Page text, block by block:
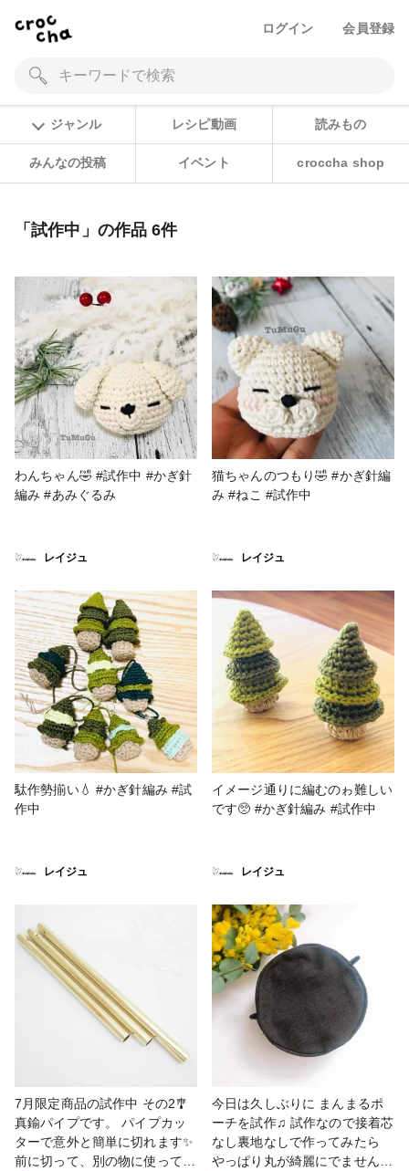
ログイン 会員登録
ジャンル レシピ動画 読みもの
みんなの投稿 イベント croccha shop
「試作中」の作品 6件
わんちゃん🤣 #試作中 #かぎ針
編み #あみぐるみ
レイジュ
猫ちゃんのつもり🤣 #かぎ針編
み #ねこ #試作中
レイジュ
駄作勢揃い💧 #かぎ針編み #試
作中
レイジュ
イメージ通りに編むのゎ難しい
です🥺 #かぎ針編み #試作中
レイジュ
7月限定商品の試作中 その2🎐
真鍮パイプです。 パイプカッ
ターで意外と簡単に切れます✨
前に切って、別の物に使ってい
今日は久しぶりに まんまるポ
ーチを試作♫ 試作なので接着芯
なし裏地なしで作ってみたら
やっぱり丸が綺麗にでませんで